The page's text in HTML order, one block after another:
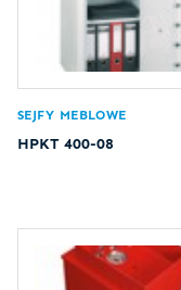
SEJFY MEBLOWE
HPKT 400-08